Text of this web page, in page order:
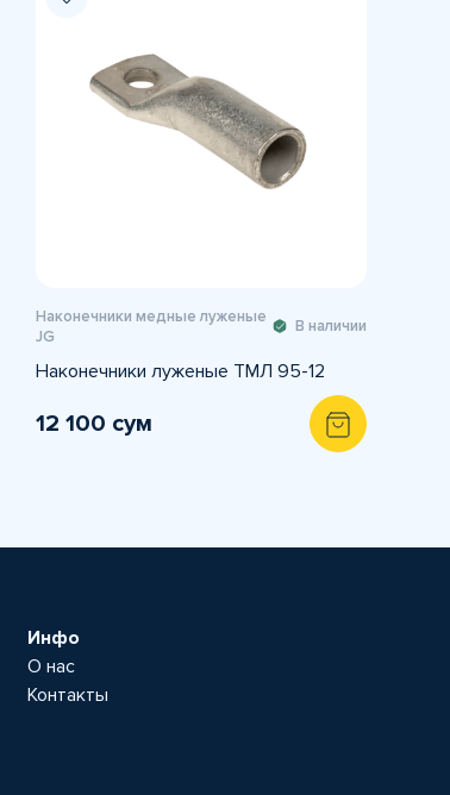
Наконечники медные луженые
JG
В наличии
Наконечники луженые ТМЛ 95-12
12 100 сум
Инфо
О нас
Контакты